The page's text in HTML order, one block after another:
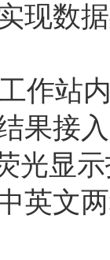
现数
作站
果接
光显
英文